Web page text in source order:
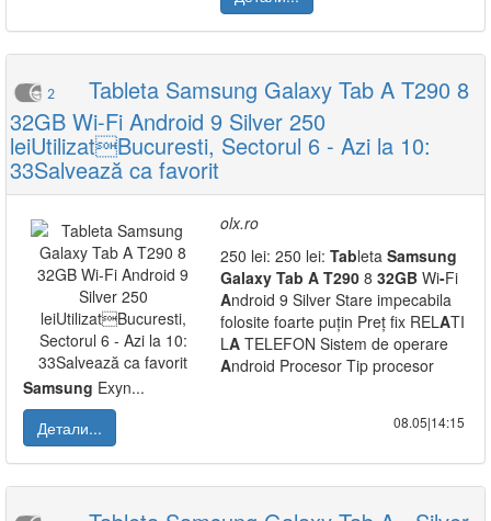
2
Tableta Samsung Galaxy Tab A T290 8
32GB Wi-Fi Android 9 Silver 250
leiUtilizatBucuresti, Sectorul 6 - Azi la 10:
33Salvează ca favorit
olx.ro
250 lei: 250 lei: Tableta Samsung
Galaxy Tab A T290 8 32GB Wi-Fi
Android 9 Silver Stare impecabila
folosite foarte puțin Preț fix RELATI
LA TELEFON Sistem de operare
Android Procesor Tip procesor
Samsung Exyn...
Детали...
08.05|14:15